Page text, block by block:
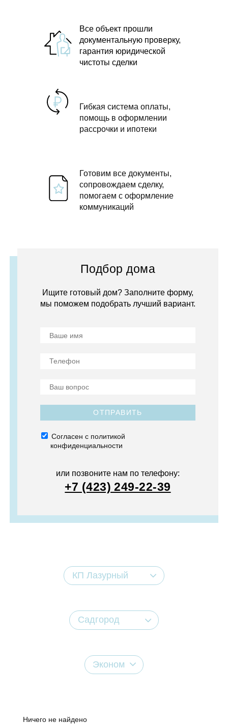
Все объект прошли
документальную проверку,
гарантия юридической
чистоты сделки
Гибкая система оплаты,
помощь в оформлении
рассрочки и ипотеки
Готовим все документы,
сопровождаем сделку,
помогаем с оформление
коммуникаций
Подбор дома
Ищите готовый дом? Заполните форму,
мы поможем подобрать лучший вариант.
ОТПРАВИТЬ
Согласен с политикой
конфиденциальности
или позвоните нам по телефону:
+7 (423) 249-22-39
КП Лазурный
Садгород
Эконом
Ничего не найдено